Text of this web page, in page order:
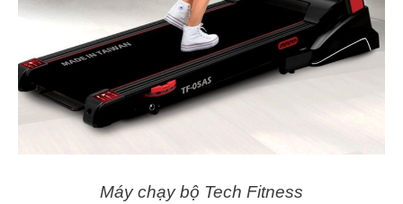
Máy chạy bộ Tech Fitness